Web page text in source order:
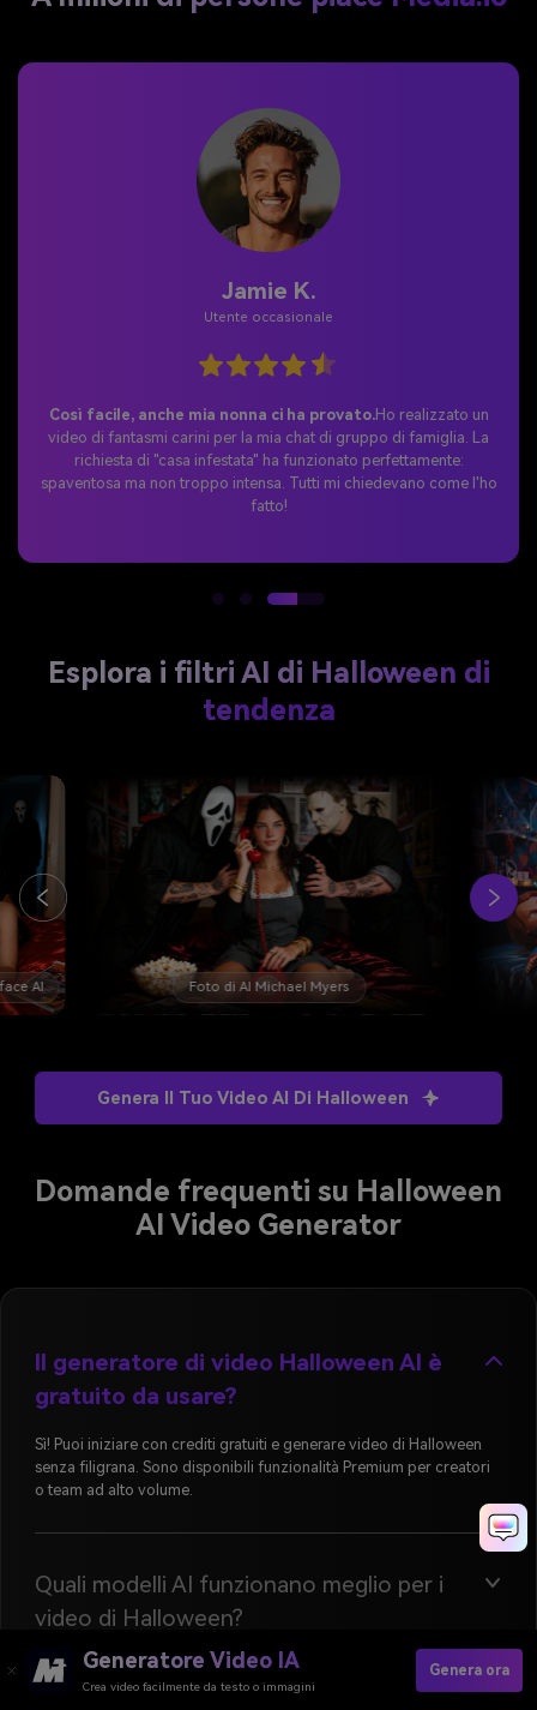
Chris L.
Commercio elettronico
Perfetto per la nostra campagna di vendita
Halloween.Abbiamo creato un video di streghe a marchio in
meno di 10 minuti. I clienti hanno apprezzato la creatività e il CTR
delle nostre e-mail è aumentato del 34%. Consigliatissimo per il
marketing stagionale!
Esplora i filtri AI di Halloween di
tendenza
AI Freddy Krueger Foto
Genera Il Tuo Video AI Di Halloween
Domande frequenti su Halloween
AI Video Generator
Il generatore di video Halloween AI è
gratuito da usare?
Sì! Puoi iniziare con crediti gratuiti e generare video di Halloween
senza filigrana. Sono disponibili funzionalità Premium per creatori
o team ad alto volume.
Quali modelli AI funzionano meglio per i
video di Halloween?
Generatore Video IA
Crea video facilmente da testo o immagini
Genera ora